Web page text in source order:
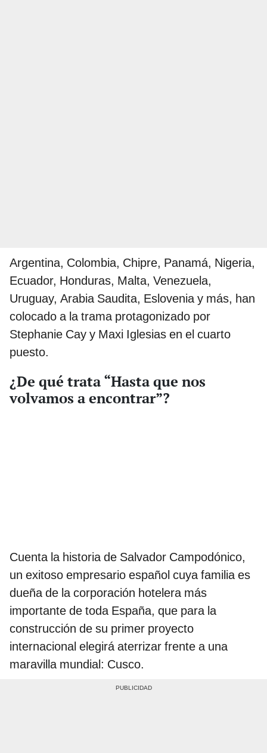
Argentina, Colombia, Chipre, Panamá, Nigeria,
Ecuador, Honduras, Malta, Venezuela,
Uruguay, Arabia Saudita, Eslovenia y más, han
colocado a la trama protagonizado por
Stephanie Cay y Maxi Iglesias en el cuarto
puesto.
¿De qué trata “Hasta que nos
volvamos a encontrar”?
Cuenta la historia de Salvador Campodónico,
un exitoso empresario español cuya familia es
dueña de la corporación hotelera más
importante de toda España, que para la
construcción de su primer proyecto
internacional elegirá aterrizar frente a una
maravilla mundial: Cusco.